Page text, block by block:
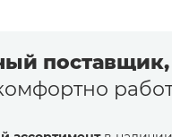
поставщик,